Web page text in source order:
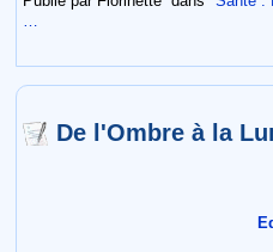
De l'Ombre à la